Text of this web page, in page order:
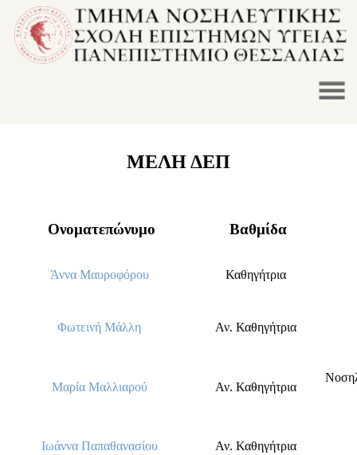
ΜΕΛΗ ΔΕΠ
Ονοματεπώνυμο Βαθμίδα
Άννα Μαυροφόρου Καθηγήτρια
Φωτεινή Μάλλη Αν. Καθηγήτρια
Μαρία Μαλλιαρού Αν. Καθηγήτρια
Ιωάννα Παπαθανασίου Αν. Καθηγήτρια